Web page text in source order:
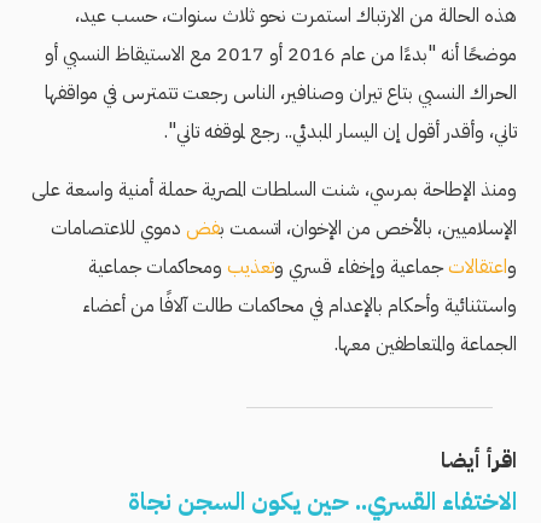
هذه الحالة من الارتباك استمرت نحو ثلاث سنوات، حسب عيد،
موضحًا أنه
"بدءًا من عام 2016 أو 2017 مع الاستيقاظ النسبي أو
الحراك النسبي بتاع تيران وصنافير، الناس رجعت تتمترس في مواقفها
تاني، وأقدر أقول إن اليسار المبدئي.. رجع لموقفه تاني".
ومنذ الإطاحة بمرسي، شنت السلطات المصرية حملة أمنية واسعة على
الإسلاميين، بالأخص من الإخوان، اتسمت بفض دموي للاعتصامات
واعتقالاتجماعية وإخفاء قسري وتعذيب ومحاكمات جماعية
واستثنائية وأحكام بالإعدام في محاكمات طالت آلافًا من أعضاء
الجماعة والمتعاطفين معها.
اقرأ أيضا
الاختفاء القسري.. حين يكون السجن نجاة